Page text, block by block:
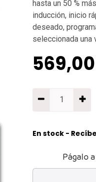
hasta un 50 %
inducción, inicio
deseado,
seleccionada una
569,00
En stock -
Págalo